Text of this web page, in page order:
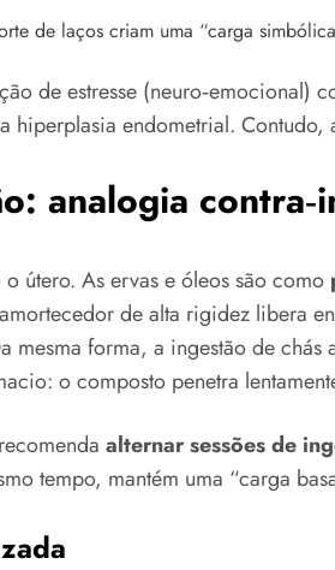
de laços criam uma “carga
de estresse (neuro‑emocional)
endometrial.
analogia
útero. As ervas e óleos são como
de alta rigidez libera
forma, a ingestão de
o composto penetra
alternar sessões de
tempo, mantém uma “carga